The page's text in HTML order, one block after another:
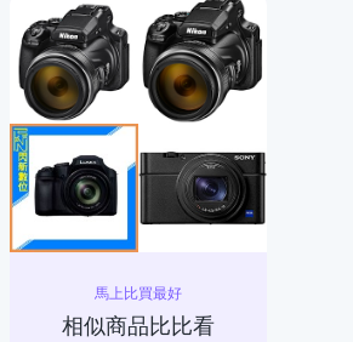
馬上比買最好
相似商品比比看